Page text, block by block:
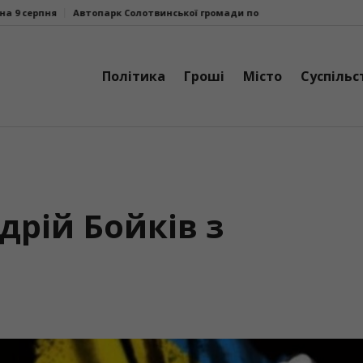
Автопарк Солотвинської громади поповнив ще один шкільний автобус
Політика Гроші Місто
Бойків з